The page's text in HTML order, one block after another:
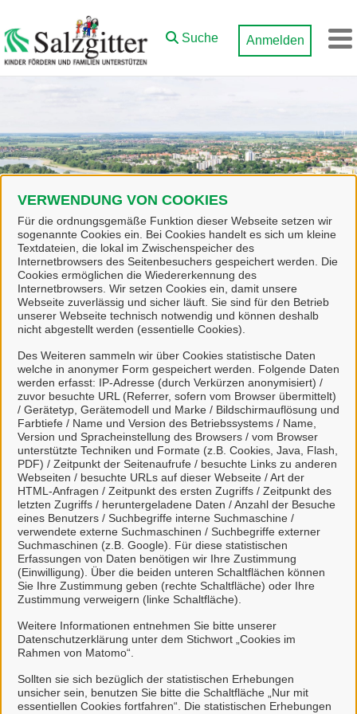
Zum Hauptinhalt springen
VERWENDUNG VON COOKIES
Für die ordnungsgemäße Funktion dieser Webseite setzen wir
sogenannte Cookies ein. Bei Cookies handelt es sich um kleine
Textdateien, die lokal im Zwischenspeicher des
Internetbrowsers des Seitenbesuchers gespeichert werden. Die
Cookies ermöglichen die Wiedererkennung des
Internetbrowsers. Wir setzen Cookies ein, damit unsere
Webseite zuverlässig und sicher läuft. Sie sind für den Betrieb
unserer Webseite technisch notwendig und können deshalb
nicht abgestellt werden (essentielle Cookies).
Des Weiteren sammeln wir über Cookies statistische Daten
welche in anonymer Form gespeichert werden. Folgende Daten
werden erfasst: IP-Adresse (durch Verkürzen anonymisiert) /
zuvor besuchte URL (Referrer, sofern vom Browser übermittelt)
/ Gerätetyp, Gerätemodell und Marke / Bildschirmauflösung und
Farbtiefe / Name und Version des Betriebssystems / Name,
Version und Spracheinstellung des Browsers / vom Browser
unterstützte Techniken und Formate (z.B. Cookies, Java, Flash,
PDF) / Zeitpunkt der Seitenaufrufe / besuchte Links zu anderen
Webseiten / besuchte URLs auf dieser Webseite / Art der
HTML-Anfragen / Zeitpunkt des ersten Zugriffs / Zeitpunkt des
letzten Zugriffs / heruntergeladene Daten / Anzahl der Besuche
eines Benutzers / Suchbegriffe interne Suchmaschine /
verwendete externe Suchmaschinen / Suchbegriffe externer
Suchmaschinen (z.B. Google). Für diese statistischen
Erfassungen von Daten benötigen wir Ihre Zustimmung
(Einwilligung). Über die beiden unteren Schaltflächen können
Sie Ihre Zustimmung geben (rechte Schaltfläche) oder Ihre
Zustimmung verweigern (linke Schaltfläche).
Weitere Informationen entnehmen Sie bitte unserer
Datenschutzerklärung unter dem Stichwort „Cookies im
Rahmen von Matomo“.
Sollten sie sich bezüglich der statistischen Erhebungen
unsicher sein, benutzen Sie bitte die Schaltfläche „Nur mit
essentiellen Cookies fortfahren“. Die statistischen Erhebungen
Suche Anmelden
Start Team Kindertagesbetreuung
Team Kindertagesbetreuung 51.5.1
Diese Einrichtung gehört zu Kinder, Jugend und Familie .
Standort
Ehemaliges Polizeidienstgebäude
Joachim-Campe-Str. 9-11
38226 Salzgitter
E‑Mail:kindertagesstaetten@stadt.salzgitter.de
Dienstleistungen
Kindertagesbetreuung - "Elternportal" der Stadt
Salzgitter